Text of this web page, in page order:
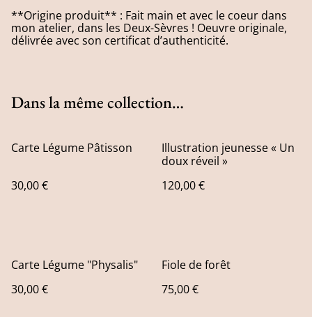
**Origine produit** : Fait main et avec le coeur dans
mon atelier, dans les Deux-Sèvres ! Oeuvre originale,
délivrée avec son certificat d’authenticité.
Dans la même collection…
Carte Légume Pâtisson
30,00 €
Illustration jeunesse « Un
doux réveil »
120,00 €
Carte Légume "Physalis"
30,00 €
Fiole de forêt
75,00 €